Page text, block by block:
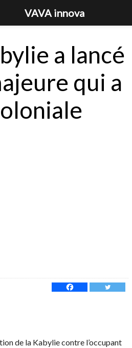
a lancé
qui a
de la Kabylie contre l’occupant
VAVA innova